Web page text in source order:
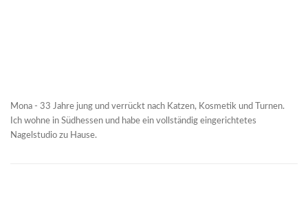
Mona - 33 Jahre jung und verrückt nach Katzen, Kosmetik und Turnen.
Ich wohne in Südhessen und habe ein vollständig eingerichtetes
Nagelstudio zu Hause.